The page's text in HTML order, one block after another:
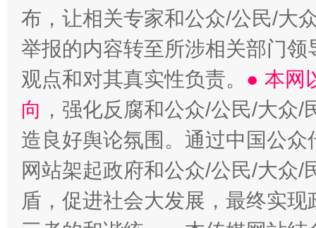
布，让相关专家和公众/公民/大
举报的内容转至所涉相关部门
观点和对其真实性负责。 ● 本网
向 ，强化反腐和公众/公民/大众
造良好舆论氛围。通过中国公
网站架起政府和公众/公民/大众
盾，促进社会大发展，最终实